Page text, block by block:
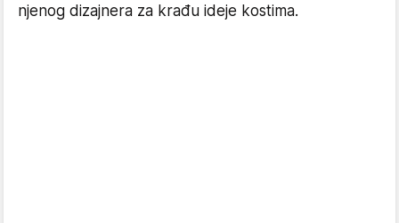
njenog dizajnera za krađu ideje kostima.